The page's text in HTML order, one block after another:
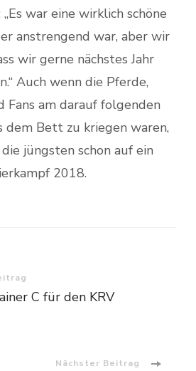
war eine wirklich schöne
anstrengend war, aber wir
wir gerne nächstes Jahr
Auch wenn die Pferde,
Fans am darauf folgenden
dem Bett zu kriegen waren,
jüngsten schon auf ein
2018.
C für den KRV
Nächster Beitrag